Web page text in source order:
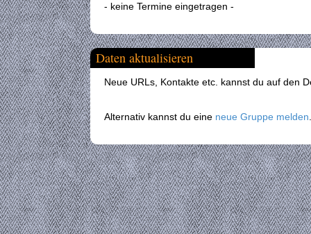
- keine Termine eingetragen -
Daten aktualisieren
Neue URLs, Kontakte etc. kannst du auf den
Alternativ kannst du eine neue Gruppe melden